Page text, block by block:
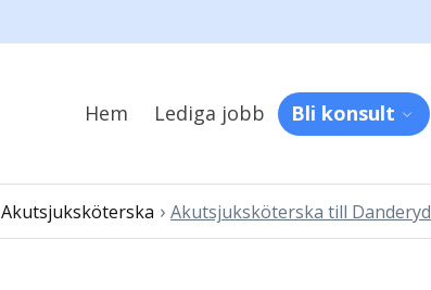
Hem Lediga jobb Bli konsult
Akutsjuksköterska › Akutsjuksköterska till Danderyd